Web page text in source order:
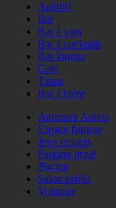
Apéritif
Bar
Bar à vins
Bar à cocktails
Bar lounge
Café
Tapas
Bar à bière
Animaux Admis
Espace fumeur
Jeux enfants
Parking privé
Piscine
Salon privés
Voiturier